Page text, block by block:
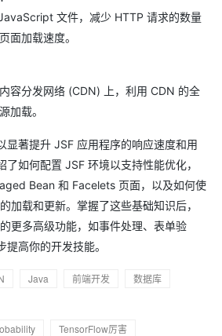
文件，减少 HTTP 请求的数量
面加载速度。
容分发网络 (CDN) 上，利用 CDN 的全
加载。
显著提升 JSF 应用程序的响应速度和用
了如何配置 JSF 环境以支持性能优化，
Bean 和 Facelets 页面，以及如何使
加载和更新。掌握了这些基础知识后，
更多高级功能，如事件处理、表单验
高你的开发技能。
Java 前端开发
数据库
TensorFlow厉害